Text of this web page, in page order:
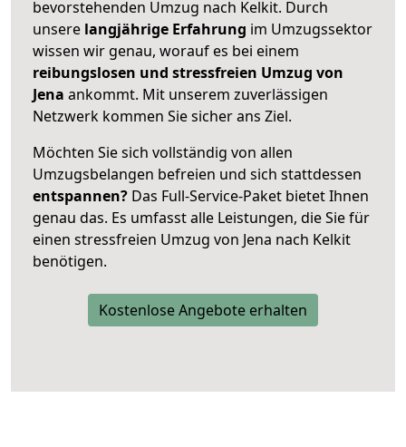
bevorstehenden Umzug nach Kelkit. Durch
unsere langjährige Erfahrung im Umzugssektor
wissen wir genau, worauf es bei einem
reibungslosen und stressfreien Umzug von
Jena ankommt. Mit unserem zuverlässigen
Netzwerk kommen Sie sicher ans Ziel.
Möchten Sie sich vollständig von allen
Umzugsbelangen befreien und sich stattdessen
entspannen? Das Full-Service-Paket bietet Ihnen
genau das. Es umfasst alle Leistungen, die Sie für
einen stressfreien Umzug von Jena nach Kelkit
benötigen.
Kostenlose Angebote erhalten